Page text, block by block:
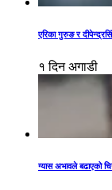
एरिका गुरुङ र
१ दिन अगाडी
ग्यास अभावले बढाएको